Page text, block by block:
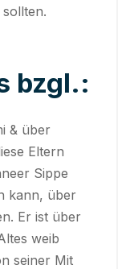
bzgl.:
& über
Eltern
Sippe
kann, über
Er ist über
weib
seiner Mit